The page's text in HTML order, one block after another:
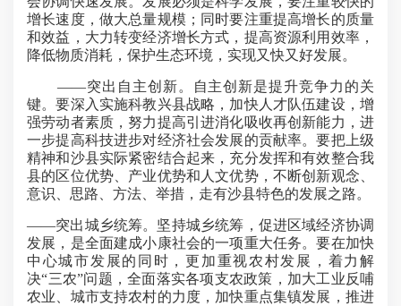
增长速度，做大总量规模；同时要注重提高增长的质量
和效益，大力转变经济增长方式，提高资源利用效率，
降低物质消耗，保护生态环境，实现又快又好发展。
——突出自主创新。自主创新是提升竞争力的关
键。要深入实施科教兴县战略，加快人才队伍建设，增
强劳动者素质，努力提高引进消化吸收再创新能力，进
一步提高科技进步对经济社会发展的贡献率。要把上级
精神和沙县实际紧密结合起来，充分发挥和有效整合我
县的区位优势、产业优势和人文优势，不断创新观念、
意识、思路、方法、举措，走有沙县特色的发展之路。
——突出城乡统筹。坚持城乡统筹，促进区域经济协调
发展，是全面建成小康社会的一项重大任务。要在加快
中心城市发展的同时，更加重视农村发展，着力解
决“三农”问题，全面落实各项支农政策，加大工业反哺
农业、城市支持农村的力度，加快重点集镇发展，推进